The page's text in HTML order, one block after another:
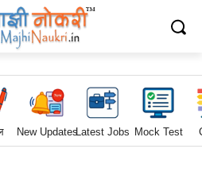
New UpdatesLatest Jobs Mock Test